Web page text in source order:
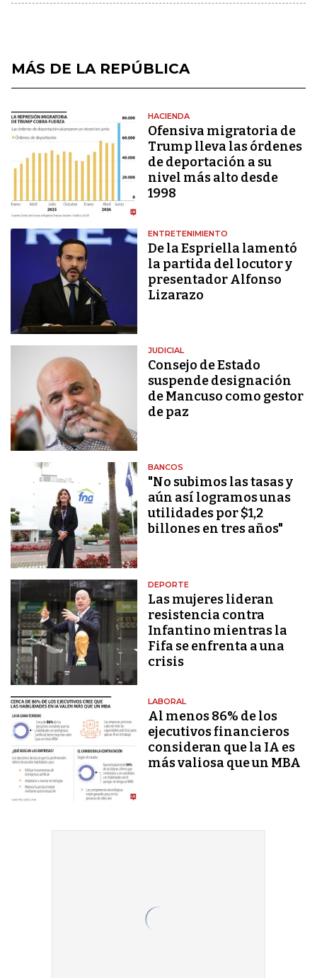
MÁS DE LA REPÚBLICA
HACIENDA
Ofensiva migratoria de
Trump lleva las órdenes
de deportación a su
nivel más alto desde
1998
ENTRETENIMIENTO
De la Espriella lamentó
la partida del locutor y
presentador Alfonso
Lizarazo
JUDICIAL
Consejo de Estado
suspende designación
de Mancuso como gestor
de paz
BANCOS
"No subimos las tasas y
aún así logramos unas
utilidades por $1,2
billones en tres años"
DEPORTE
Las mujeres lideran
resistencia contra
Infantino mientras la
Fifa se enfrenta a una
crisis
LABORAL
Al menos 86% de los
ejecutivos financieros
consideran que la IA es
más valiosa que un MBA